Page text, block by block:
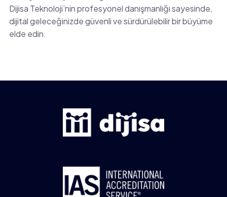
Dijisa Teknoloji’nin profesyonel danışmanlığı sayesinde,
dijital geleceğinizde güvenli ve sürdürülebilir bir büyüme
elde edin.